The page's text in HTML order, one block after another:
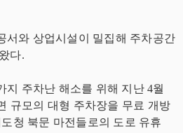
서와 상업시설이 밀집해 주차공간
다.
지 주차난 해소를 위해 지난 4월
규모의 대형 주차장을 무료 개방
청 북문 마전들로의 도로 유휴